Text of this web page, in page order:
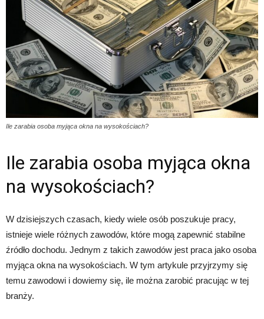
Ile zarabia osoba myjąca okna na wysokościach?
Ile zarabia osoba myjąca okna
na wysokościach?
W dzisiejszych czasach, kiedy wiele osób poszukuje pracy,
istnieje wiele różnych zawodów, które mogą zapewnić stabilne
źródło dochodu. Jednym z takich zawodów jest praca jako osoba
myjąca okna na wysokościach. W tym artykule przyjrzymy się
temu zawodowi i dowiemy się, ile można zarobić pracując w tej
branży.